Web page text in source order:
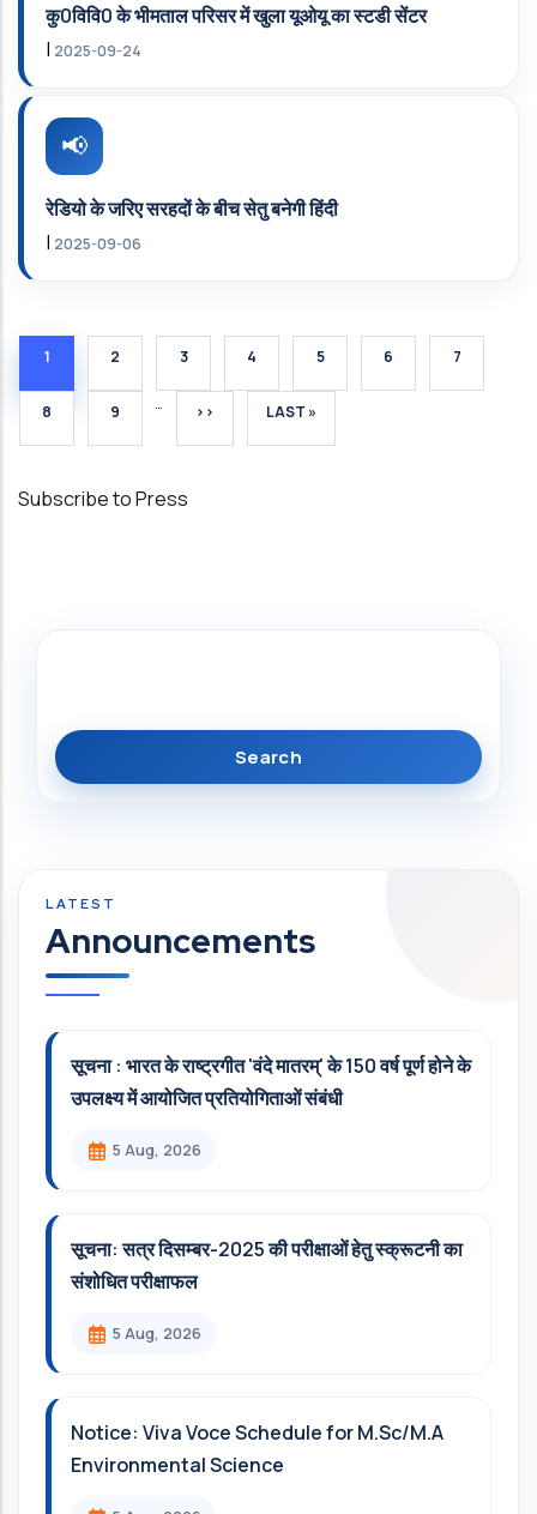
कु0विवि0 के भीमताल परिसर में खुला यूओयू का स्‍टडी सेंटर
| 2025-09-24
रेडियो के जरिए सरहदों के बीच सेतु बनेगी हिंदी
| 2025-09-06
CURRENT PAGE
1 PAGE
2 PAGE
3 PAGE
4 PAGE
5 PAGE
6 PAGE
7
PAGE
8 PAGE
9 … NEXT PAGE
›› LAST PAGE
LAST »
Subscribe to Press
Announcements
सूचना : भारत के राष्ट्रगीत 'वंदे मातरम्' के 150 वर्ष पूर्ण होने के
उपलक्ष्य में आयोजित प्रतियोगिताओं संबंधी
5 Aug, 2026
सूचना: सत्र दिसम्‍बर-2025 की परीक्षाओं हेतु स्क्रूटनी का
संशोधित परीक्षाफल
5 Aug, 2026
Notice: Viva Voce Schedule for M.Sc/M.A
Environmental Science